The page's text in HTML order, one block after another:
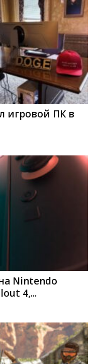
игровой ПК в
Nintendo
4,...